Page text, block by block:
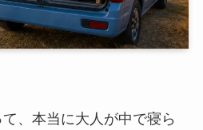
て、本当に大人が中で寝ら